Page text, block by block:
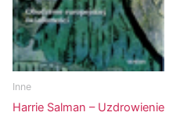
Inne
Harrie Salman – Uzdrowienie